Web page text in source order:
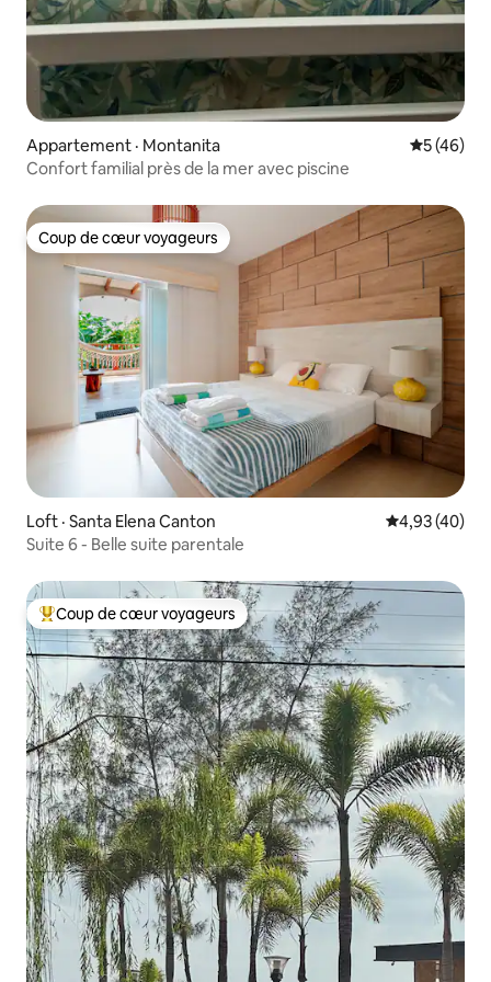
Appartement · Montanita Note
5 (46)
Confort familial près de la mer avec piscine
Coup de cœur voyageurs
Coup de cœur voyageurs
Loft · Santa Elena Canton Note
4,93 (40)
Suite 6 - Belle suite parentale
Coup de cœur voyageurs parmi les plus aimés
Coup de cœur voyageurs